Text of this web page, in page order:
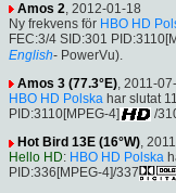
Amos 2 , 2012-01-18
Ny frekvens för HBO HD
FEC:3/4 SID:301
English- PowerVu).
Amos 3 (77.3°E) , 2011-
HBO HD Polska har slutat
PID:3110[MPEG-4]
/
Hot Bird 13E (16°W),
Hello HD: HBO HD Polska
PID:336[MPEG-4]/337